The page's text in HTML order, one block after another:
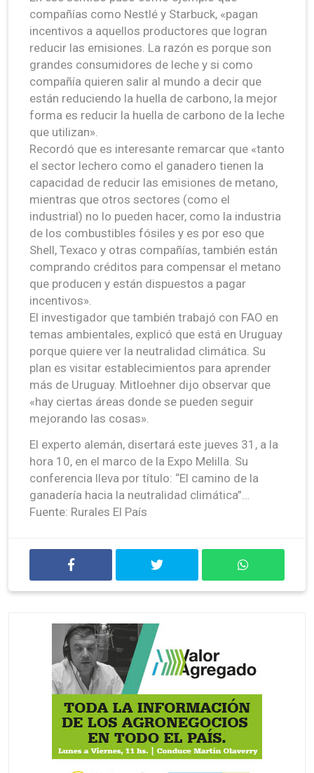
compañías como Nestlé y Starbuck, «pagan
incentivos a aquellos productores que logran
reducir las emisiones. La razón es porque son
grandes consumidores de leche y si como
compañía quieren salir al mundo a decir que
están reduciendo la huella de carbono, la mejor
forma es reducir la huella de carbono de la leche
que utilizan».
Recordó que es interesante remarcar que «tanto
el sector lechero como el ganadero tienen la
capacidad de reducir las emisiones de metano,
mientras que otros sectores (como el
industrial) no lo pueden hacer, como la industria
de los combustibles fósiles y es por eso que
Shell, Texaco y otras compañías, también están
comprando créditos para compensar el metano
que producen y están dispuestos a pagar
incentivos».
El investigador que también trabajó con FAO en
temas ambientales, explicó que está en Uruguay
porque quiere ver la neutralidad climática. Su
plan es visitar establecimientos para aprender
más de Uruguay. Mitloehner dijo observar que
«hay ciertas áreas donde se pueden seguir
mejorando las cosas».
El experto alemán, disertará este jueves 31, a la
hora 10, en el marco de la Expo Melilla. Su
conferencia lleva por título: “El camino de la
ganadería hacia la neutralidad climática”…
Fuente: Rurales El País